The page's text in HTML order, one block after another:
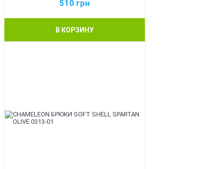
510 грн
В КОРЗИНУ